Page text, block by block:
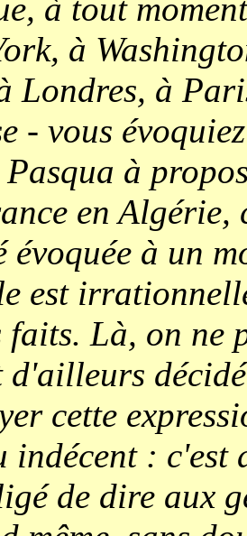
à tout
à
Londres, à
- vous
à
en Algérie,
évoquée à un
est
faits. Là, on ne
d'ailleurs
cette
indécent :
de dire aux